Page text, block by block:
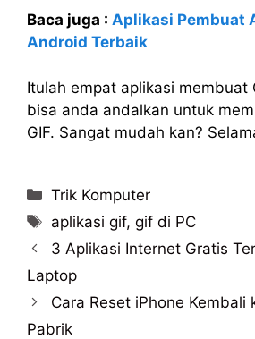
Baca juga : Aplikasi Pembuat
Android Terbaik
Itulah empat aplikasi membuat
bisa anda andalkan untuk
GIF. Sangat mudah kan?
Categories
Trik Komputer
Tags
aplikasi gif,gif di PC
3 Aplikasi Internet Gratis
Laptop
Cara Reset iPhone Kembali
Pabrik